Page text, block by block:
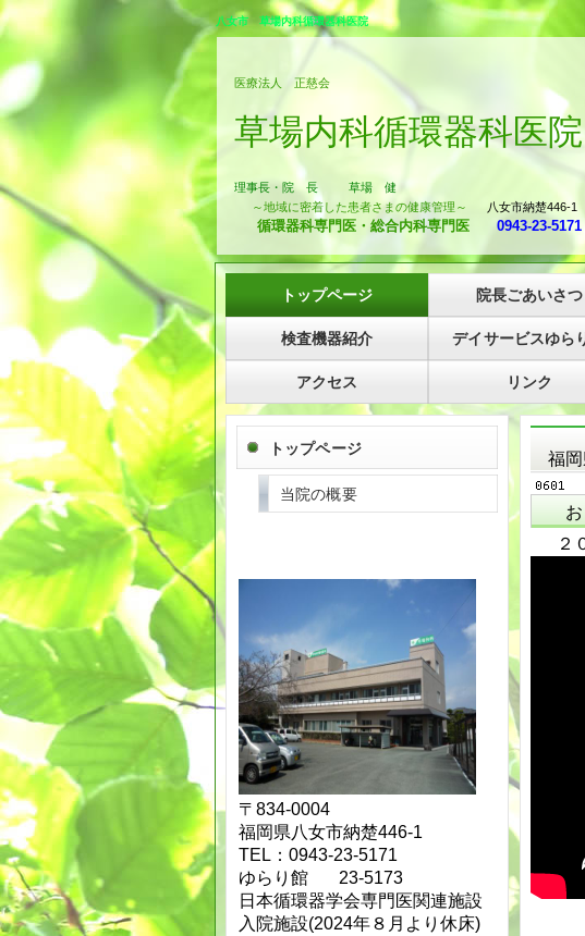
八女市 草場内科循環器科医院
医療法人 正慈会
草場内科循環器科医院
理事長・院 長 草場 健
～地域に密着した患者さまの健康管理～
八女市納楚446-
循環器科専門医・総合内科専門医 0943-23-5171
トップページ 院長ごあいさつ
検査機器紹介 デイサービスゆら
アクセス リンク
トップページ
当院の概要
〒834-0004
福岡県八女市納楚446-1
TEL：0943-23-5171
ゆらり館 23-5173
日本循環器学会専門医関連施設
入院施設(2024年８月より休床)
福岡
お
２